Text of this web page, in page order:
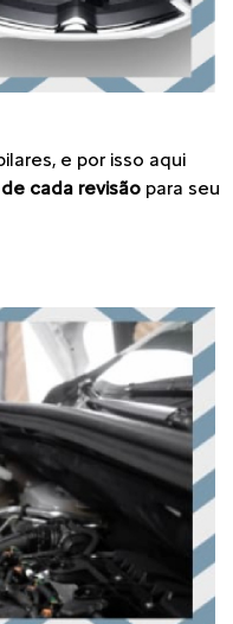
e por isso aqui
cada revisão para seu